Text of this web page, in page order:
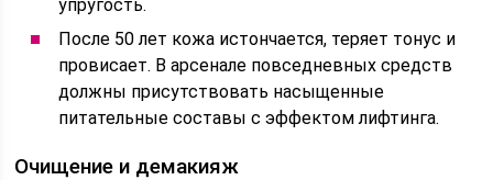
упругость.
После 50 лет кожа истончается, теряет тонус и
провисает. В арсенале повседневных средств
должны присутствовать насыщенные
питательные составы с эффектом лифтинга.
Очищение и демакияж